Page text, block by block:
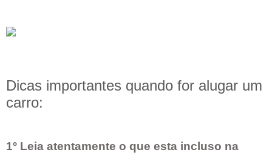
Dicas importantes quando for alugar um
carro:
1º Leia atentamente o que esta incluso na